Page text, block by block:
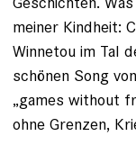
meiner Kindheit:
Winnetou im Tal
schönen Song
„games without
ohne Grenzen,